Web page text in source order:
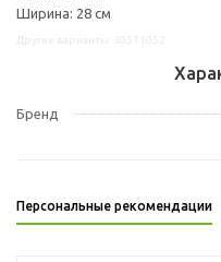
Ширина: 28 см
Бренд
Персональные рекомендации